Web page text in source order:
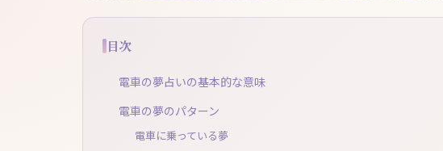
目次
電車の夢占いの基本的な意味
電車の夢のパターン
電車に乗っている夢